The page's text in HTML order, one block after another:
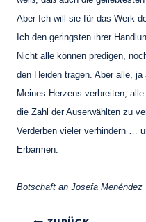
Aber Ich will sie für das Werk
Ich den geringsten ihrer
Nicht alle können predigen,
den Heiden tragen. Aber alle,
Meines Herzens verbreiten,
die Zahl der Auserwählten zu
Verderben vieler verhindern …
Erbarmen.
Botschaft an Josefa Menéndez